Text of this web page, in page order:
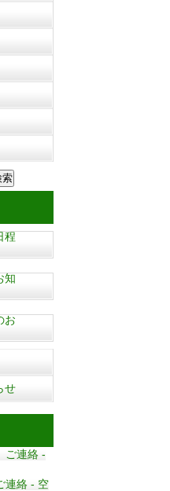
程
知
お
せ
ご連絡 -
連絡 - 空